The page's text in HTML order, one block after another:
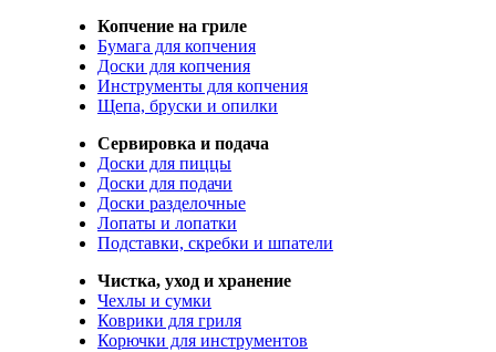
Копчение на гриле
Бумага для копчения
Доски для копчения
Инструменты для копчения
Щепа, бруски и опилки
Сервировка и подача
Доски для пиццы
Доски для подачи
Доски разделочные
Лопаты и лопатки
Подставки, скребки и шпатели
Чистка, уход и хранение
Чехлы и сумки
Коврики для гриля
Корючки для инструментов